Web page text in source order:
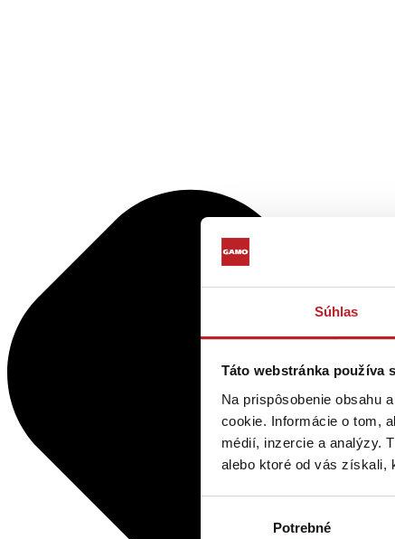
Súhlas
Táto webstránka používa
Na prispôsobenie obsahu
cookie. Informácie o tom,
médií, inzercie a analýzy.
alebo ktoré od vás získali,
Potrebné